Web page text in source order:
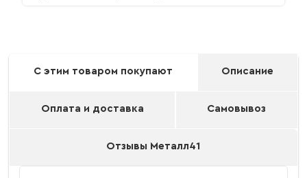
С этим товаром покупают Описание
Оплата и доставка Самовывоз
Отзывы Металл41